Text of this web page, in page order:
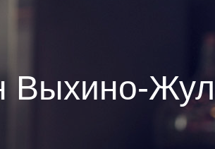
Выхино-